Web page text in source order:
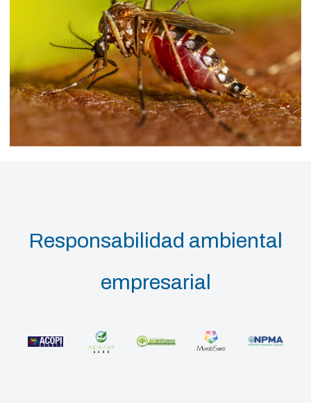
Responsabilidad ambiental
empresarial